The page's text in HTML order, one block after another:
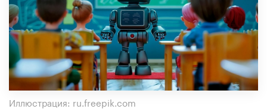
Иллюстрация: ru.freepik.com